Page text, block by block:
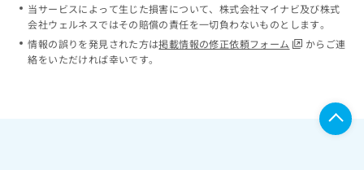
当サービスによって生じた損害について、株式会社マイナビ及び株式
会社ウェルネスではその賠償の責任を一切負わないものとします。
情報の誤りを発見された方は掲載情報の修正依頼フォーム
からご連
絡をいただければ幸いです。